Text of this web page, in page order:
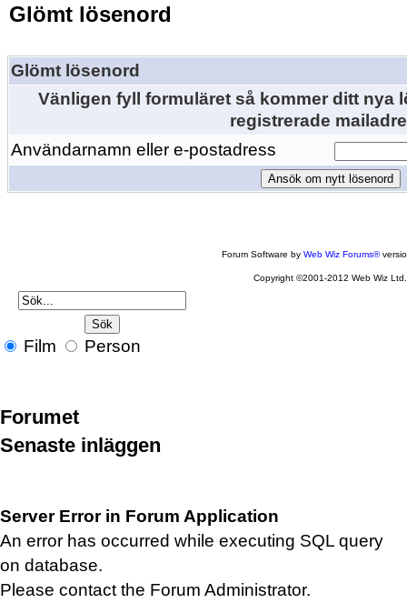
Glömt lösenord
Glömt lösenord
Vänligen fyll formuläret så kommer ditt nya
registrerade
Användarnamn eller e-postadress
Forum Software byWeb Wiz Forums®
Copyright ©2001-2012 Web Wiz Ltd.
Film Person
Forumet
Senaste inläggen
Server Error in Forum Application
An error has occurred while executing SQL query
on database.
Please contact the Forum Administrator.